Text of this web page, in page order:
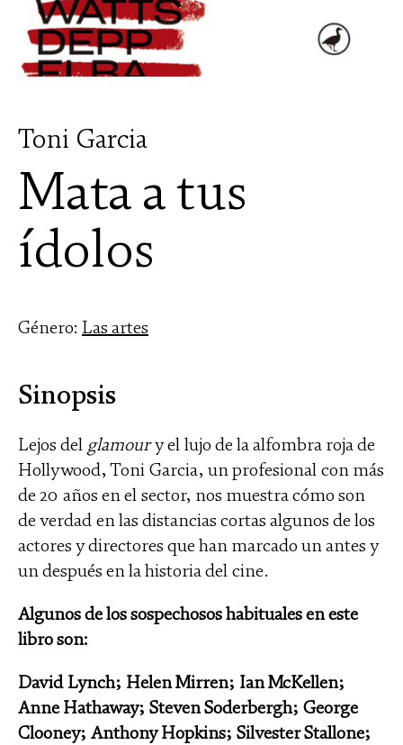
Toni Garcia
Mata a tus
ídolos
Género: Las artes
Sinopsis
Lejos del glamoury el lujo de la alfombra roja de
Hollywood, Toni Garcia, un profesional con más
de 20 años en el sector, nos muestra cómo son
de verdad en las distancias cortas algunos de los
actores y directores que han marcado un antes y
un después en la historia del cine.
Algunos de los sospechosos habituales en este
libro son:
David Lynch; Helen Mirren; Ian McKellen;
Anne Hathaway; Steven Soderbergh; George
Clooney; Anthony Hopkins; Silvester Stallone;